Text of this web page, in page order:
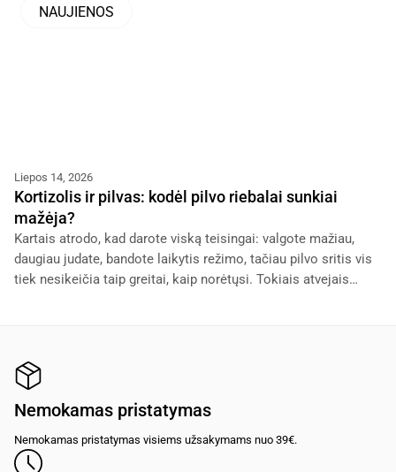
NAUJIENOS
Liepos 14, 2026
Kortizolis ir pilvas: kodėl pilvo riebalai sunkiai
mažėja?
Kartais atrodo, kad darote viską teisingai: valgote mažiau,
daugiau judate, bandote laikytis režimo, tačiau pilvo sritis vis
tiek nesikeičia taip greitai, kaip norėtųsi. Tokiais atvejais
Nemokamas pristatymas
Nemokamas pristatymas visiems užsakymams nuo 39€.